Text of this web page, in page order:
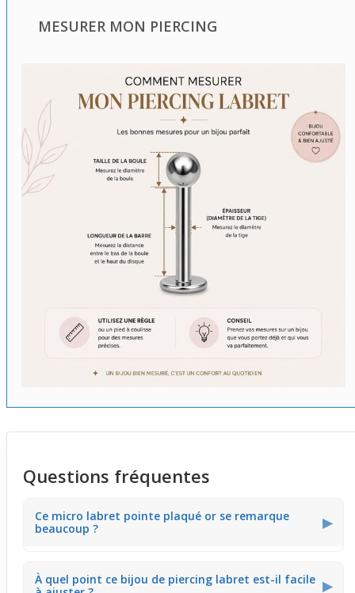
MESURER MON PIERCING
Questions fréquentes
Ce micro labret pointe plaqué or se remarque
beaucoup ?
▶
Ce micro labret possède une pointe brillante en plaqué
or jaune 14 carats, qui capte la lumière sans être trop
À quel point ce bijou de piercing labret est-il facile ▶